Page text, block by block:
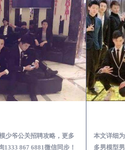
场消费体验安全靠谱，更
1333 867 6881微信同步
本文详细
搭讪男模